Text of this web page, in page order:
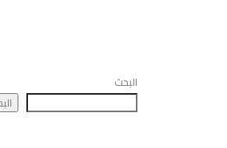
البحث